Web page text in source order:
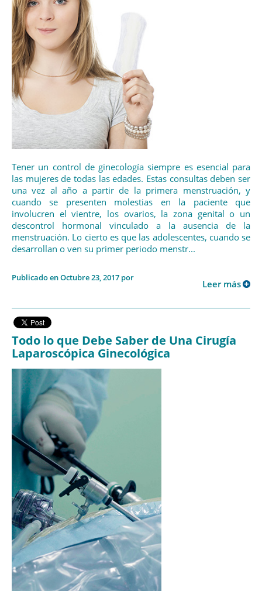
Tener un control de ginecología siempre es esencial para
las mujeres de todas las edades. Estas consultas deben ser
una vez al año a partir de la primera menstruación, y
cuando se presenten molestias en la paciente que
involucren el vientre, los ovarios, la zona genital o un
descontrol hormonal vinculado a la ausencia de la
menstruación. Lo cierto es que las adolescentes, cuando se
desarrollan o ven su primer periodo menstr...
Publicado en Octubre 23, 2017 por
Leer más
Todo lo que Debe Saber de Una Cirugía
Laparoscópica Ginecológica